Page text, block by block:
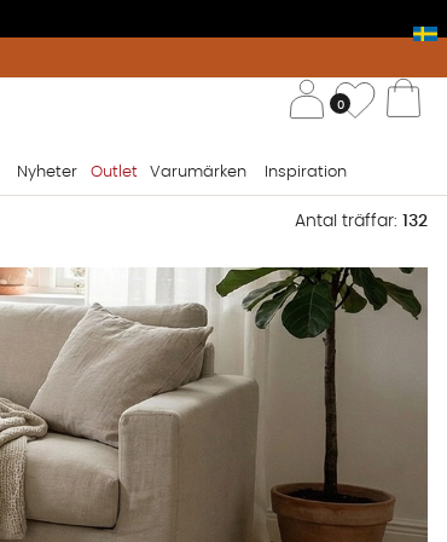
0
Nyheter Outlet Varumärken Inspiration
Antal träffar: 132